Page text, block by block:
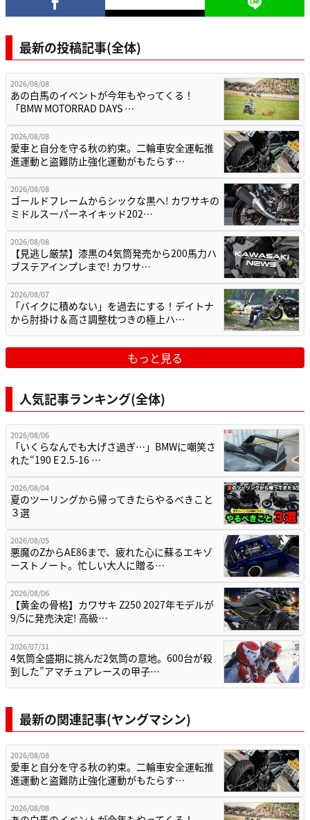
最新の投稿記事(全体)
2026/08/08
あの白馬のイベントが今年もやってくる！
「BMW MOTORRAD DAYS …
2026/08/08
愛車と自分を守る秋の約束。二輪車安全運転推
進運動と盗難防止強化運動がもたらす…
2026/08/08
ゴールドフレームからシックな黒へ! カワサキの
ミドルスーパーネイキッド202…
2026/08/08
【見逃し厳禁】漆黒の4気筒発売から200馬力ハ
ブステアインプレまで! カワサ…
2026/08/07
「バイクに積めない」を過去にする！デイトナ
から肘掛け＆高さ調整枕つきの極上ハ…
もっと見る
人気記事ランキング(全体)
2026/08/06
「いくらなんでも大げさ過ぎ…」BMWに嘲笑さ
れた“190 E 2.5-16 …
2026/08/04
夏のツーリングから帰ってきたらやるべきこと
３選
2026/08/05
悪魔のZからAE86まで、疲れた心に蘇るエキゾ
ーストノート。忙しい大人に贈る…
2026/08/06
【黄金の骨格】カワサキ Z250 2027年モデルが
9/5に発売決定! 高級…
2026/07/31
4気筒全盛期に挑んだ2気筒の意地。600台が殺
到した”アマチュアレースの甲子…
最新の関連記事(ヤングマシン)
2026/08/08
愛車と自分を守る秋の約束。二輪車安全運転推
進運動と盗難防止強化運動がもたらす…
2026/08/08